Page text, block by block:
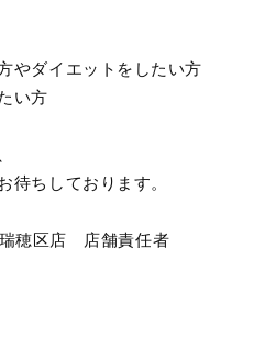
やダイエットをしたい方
い方
待ちしております。
穂区店 店舗責任者